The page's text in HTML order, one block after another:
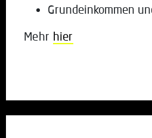
Grundeinkommen
Mehr hier